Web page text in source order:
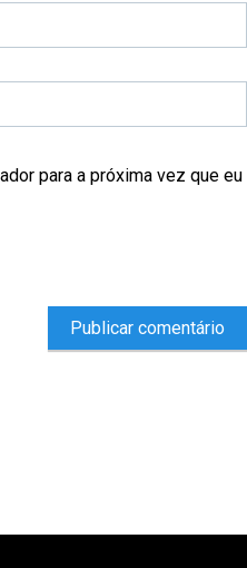
para a próxima vez que eu